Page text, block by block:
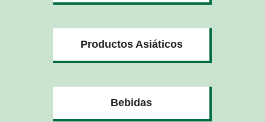
Productos Asiáticos
Bebidas